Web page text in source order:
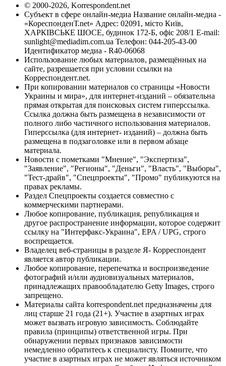
© 2000-2026, Korrespondent.net
Субъект в сфере онлайн-медиа Название онлайн-медиа -
«КореспонденТ.net» Адрес: 02091, місто Київ,
ХАРКІВСЬКЕ ШОСЕ, будинок 172-Б, офіс 208/1 E-mail:
sunlight@mediadim.com.ua Телефон: 044-205-43-00
Идентификатор медиа - R40-06068
Использование любых материалов, размещённых на
сайте, разрешается при условии ссылки на
Корреспондент.net.
При копировании материалов со страницы «Новости
Украины и мира», для интернет-изданий – обязательна
прямая открытая для поисковых систем гиперссылка.
Ссылка должна быть размещена в независимости от
полного либо частичного использования материалов.
Гиперссылка (для интернет- изданий) – должна быть
размещена в подзаголовке или в первом абзаце
материала.
Новости с пометками "Мнение", "Экспертиза",
"Заявление", "Регионы", "Деньги", "Власть", "Выборы",
"Тест-драйв", "Спецпроекты", "Промо" публикуются на
правах рекламы.
Раздел Спецпроекты создается совместно с
коммерческими партнерами.
Любое копирование, публикация, републикация и
другое распространение информации, которое содержит
ссылку на "Интерфакс-Украина", EPA / UPG, строго
воспрещается.
Владелец веб-страницы в разделе Я- Корреспондент
является автор публикации.
Любое копирование, перепечатка и воспроизведение
фотографий и/или аудиовизуальных материалов,
принадлежащих правообладателю Getty Images, строго
запрещено.
Материалы сайта korrespondent.net предназначены для
лиц старше 21 года (21+). Участие в азартных играх
может вызвать игровую зависимость. Соблюдайте
правила (принципы) ответственной игры. При
обнаружении первых признаков зависимости
немедленно обратитесь к специалисту. Помните, что
участие в азартных играх не может являться источником